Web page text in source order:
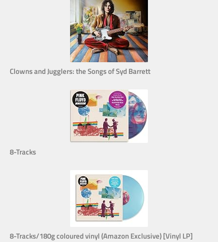
Clowns and Jugglers: the Songs of Syd Barrett
8-Tracks
8-Tracks/180g coloured vinyl (Amazon Exclusive) [Vinyl LP]